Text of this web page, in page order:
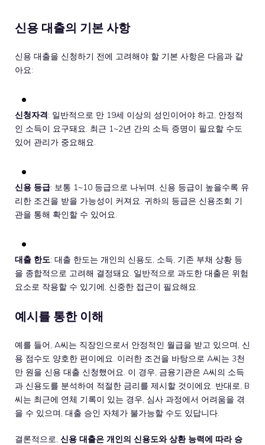
신용 대출의 기본 사항
신용 대출을 신청하기 전에 고려해야 할 기본 사항은 다음과 같
아요:
신청자격: 일반적으로 만 19세 이상의 성인이어야 하고, 안정적
인 소득이 요구돼요. 최근 1~2년 간의 소득 증명이 필요할 수도
있어 관리가 중요해요.
신용 등급: 보통 1~10 등급으로 나뉘며, 신용 등급이 높을수록 유
리한 조건을 받을 가능성이 커져요. 귀하의 등급은 신용조회 기
관을 통해 확인할 수 있어요.
대출 한도: 대출 한도는 개인의 신용도, 소득, 기존 부채 상황 등
을 종합적으로 고려해 결정돼요. 일반적으로 과도한 대출은 위험
요소로 작용할 수 있기에, 신중한 접근이 필요해요.
예시를 통한 이해
예를 들어, A씨는 직장인으로서 안정적인 월급을 받고 있으며, 신
용 점수도 양호한 편이에요. 이러한 조건을 바탕으로 A씨는 3천
만 원을 신용 대출 신청했어요. 이 경우, 금융기관은 A씨의 소득
과 신용도를 분석하여 적절한 금리를 제시할 것이에요. 반대로, B
씨는 최근에 연체 기록이 있는 경우, 심사 과정에서 어려움을 겪
을 수 있으며, 대출 승인 자체가 불가능할 수도 있답니다.
결론적으로, 신용 대출은 개인의 신용도와 상환 능력에 따라 승